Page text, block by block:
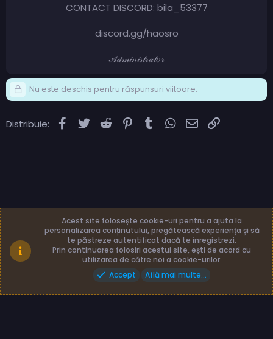
CONTACT DISCORD: bila_53377
discord.gg/haosro
𝒜𝒹𝓂𝒾𝓃𝒾𝓈𝓉𝓇𝒶𝓉𝑜𝓇​
Nu este deschis pentru răspunsuri viitoare.
Distribuie: Facebook
TwitterReddit PinterestTumblrWhatsApp
Email
Română (RO)
Termeni și reguli
Politică de confidențialitate
Ajutor Acasă
Made with
Acest site folosește cookie-uri pentru a ajuta la
personalizarea conținutului, pregătească experiența și să
te păstreze autentificat dacă te înregistrezi.
Prin continuarea folosiri acestui site, ești de acord cu
utilizarea de către noi a cookie-urilor.
Accept
Află mai multe...